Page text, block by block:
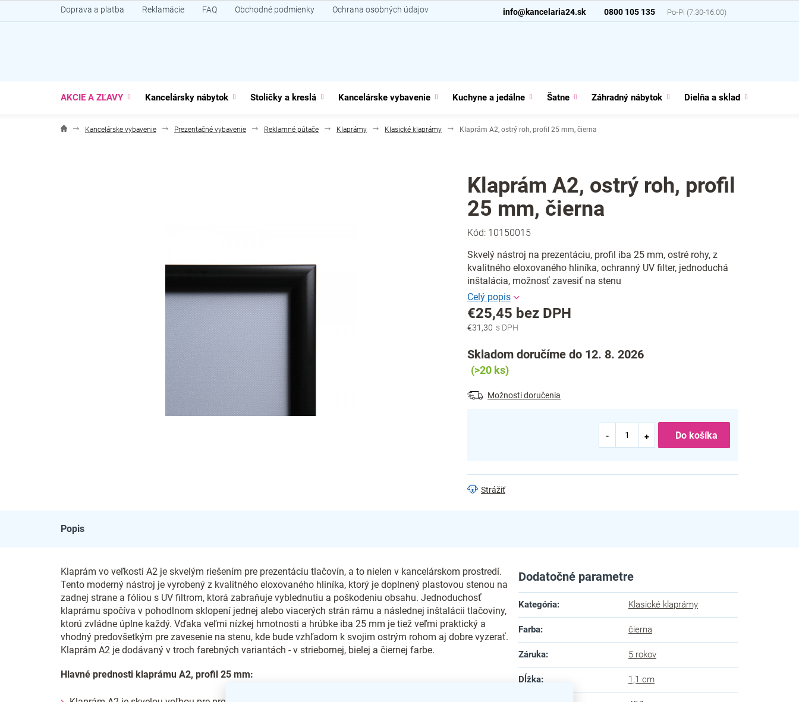
na
0800 105 135
info@kancelaria24.sk
Doprava a platba Reklamácie FAQ Obchodné podmienky Ochrana osobných údajov
AKCIE A ZĽAVY Kancelársky nábytok Stoličky a kreslá Kancelárske vybavenie Kuchyne a jedálne Šatne Záhradný nábytok Dielňa a sklad
Kancelárske vybavenie Prezentačné vybavenie Reklamné pútače Klaprámy Klasické klaprámy Klaprám A2, ostrý roh, profil 25 mm, čierna
Klaprám A2, ostrý roh, profil
25 mm, čierna
Kód: 10150015
Skvelý nástroj na prezentáciu, profil iba 25 mm, ostré rohy, z
kvalitného eloxovaného hliníka, ochranný UV filter, jednoduchá
inštalácia, možnosť zavesiť na stenu
€31,30
€25,45 bez DPH
Jednotková
Skladom doručíme do 12. 8. 2026
(>20 ks)
Možnosti doručenia
Do košíka
Strážiť
Popis
Klaprám vo veľkosti A2 je skvelým riešením pre prezentáciu tlačovín, a to nielen v kancelárskom prostredí.
Tento moderný nástroj je vyrobený z kvalitného eloxovaného hliníka, ktorý je doplnený plastovou stenou na
zadnej strane a fóliou s UV filtrom, ktorá zabraňuje vyblednutiu a poškodeniu obsahu. Jednoduchosť
klaprámu spočíva v pohodlnom sklopení jednej alebo viacerých strán rámu a následnej inštalácii tlačoviny,
ktorú zvládne úplne každý. Vďaka veľmi nízkej hmotnosti a hrúbke iba 25 mm je tiež veľmi praktický a
vhodný predovšetkým pre zavesenie na stenu, kde bude vzhľadom k svojim ostrým rohom aj dobre vyzerať.
Klaprám A2 je dodávaný v troch farebných variantách - v striebornej, bielej a čiernej farbe.
Hlavné prednosti klaprámu A2, profil 25 mm:
Dodatočné parametre
Kategória: Klasické klaprámy
Farba: čierna
Záruka: 5 rokov
Dĺžka: 1,1 cm